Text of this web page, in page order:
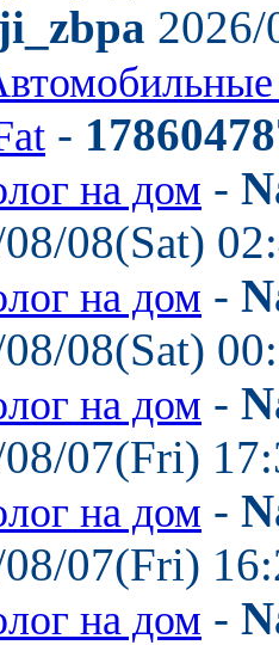
-
на дом -
08(Sat)
на дом -
08(Sat)
на дом -
07(Fri)
на дом -
07(Fri)
на дом -